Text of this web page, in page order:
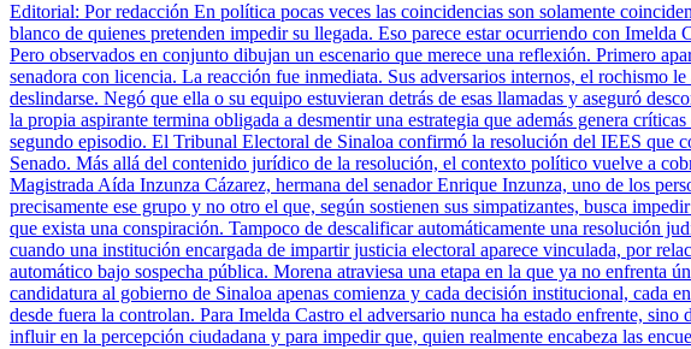
Editorial: Por redacción En política pocas veces las coincidencias son solamente
blanco de quienes pretenden impedir su llegada. Eso parece estar ocurriendo con
Pero observados en conjunto dibujan un escenario que merece una reflexión. Primero
senadora con licencia. La reacción fue inmediata. Sus adversarios internos, el rochismo
deslindarse. Negó que ella o su equipo estuvieran detrás de esas llamadas y aseguró
la propia aspirante termina obligada a desmentir una estrategia que además genera
segundo episodio. El Tribunal Electoral de Sinaloa confirmó la resolución del IEES que
Senado. Más allá del contenido jurídico de la resolución, el contexto político vuelve a
Magistrada Aída Inzunza Cázarez, hermana del senador Enrique Inzunza, uno de los
precisamente ese grupo y no otro el que, según sostienen sus simpatizantes, busca
que exista una conspiración. Tampoco de descalificar automáticamente una resolución
cuando una institución encargada de impartir justicia electoral aparece vinculada, por
automático bajo sospecha pública. Morena atraviesa una etapa en la que ya no enfrenta
candidatura al gobierno de Sinaloa apenas comienza y cada decisión institucional, cada
desde fuera la controlan. Para Imelda Castro el adversario nunca ha estado enfrente,
influir en la percepción ciudadana y para impedir que, quien realmente encabeza las